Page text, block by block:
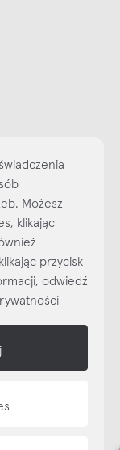
ręki, zapisz się już
Możesz
klikając
przycisk
odwiedź